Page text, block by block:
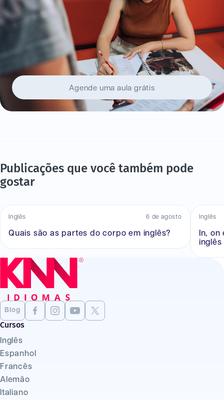
Agende uma aula grátis
Publicações que você também pode
gostar
Inglês 6 de agosto
Quais são as partes do corpo em inglês?
Inglês
In, on
inglês
Blog
Cursos
Inglês
Espanhol
Francês
Alemão
Italiano